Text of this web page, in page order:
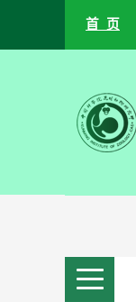
首 页